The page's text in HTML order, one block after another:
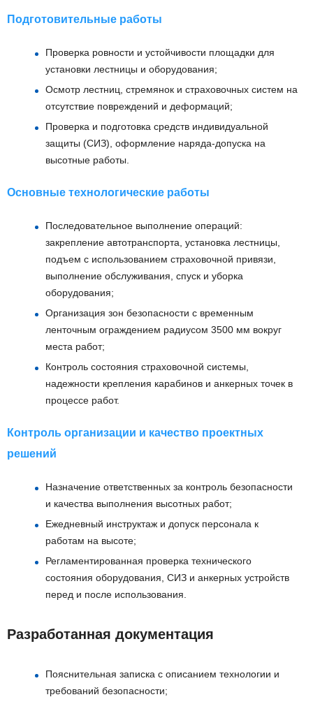
Подготовительные работы
Проверка ровности и устойчивости площадки для
установки лестницы и оборудования;
Осмотр лестниц, стремянок и страховочных систем на
отсутствие повреждений и деформаций;
Проверка и подготовка средств индивидуальной
защиты (СИЗ), оформление наряда-допуска на
высотные работы.
Основные технологические работы
Последовательное выполнение операций:
закрепление автотранспорта, установка лестницы,
подъем с использованием страховочной привязи,
выполнение обслуживания, спуск и уборка
оборудования;
Организация зон безопасности с временным
ленточным ограждением радиусом 3500 мм вокруг
места работ;
Контроль состояния страховочной системы,
надежности крепления карабинов и анкерных точек в
процессе работ.
Контроль организации и качество проектных
решений
Назначение ответственных за контроль безопасности
и качества выполнения высотных работ;
Ежедневный инструктаж и допуск персонала к
работам на высоте;
Регламентированная проверка технического
состояния оборудования, СИЗ и анкерных устройств
перед и после использования.
Разработанная документация
Пояснительная записка с описанием технологии и
требований безопасности;